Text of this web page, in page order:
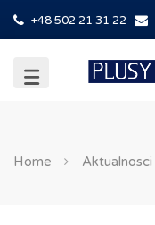
+48 502 21 31 22
Home Aktualnosci